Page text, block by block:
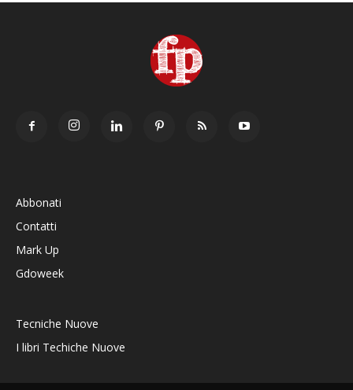
Abbonati
Contatti
Mark Up
Gdoweek
Tecniche Nuove
I libri Techiche Nuove